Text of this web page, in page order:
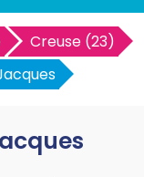
Creuse (23)